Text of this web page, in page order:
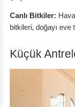
Canlı Bitkiler:
bitkileri, doğayı eve
Küçük